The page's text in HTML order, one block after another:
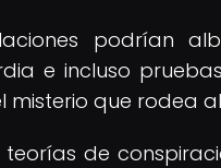
podrían
e incluso
que rodea al
de